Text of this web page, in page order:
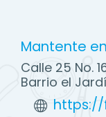
Mantente
Calle 25 No.
Barrio el
https://